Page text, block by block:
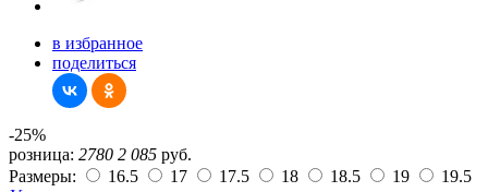
в избранное
поделиться
-25%
розница: 2780 2 085 руб.
Размеры:
16.5 17 17.5 18 18.5 19
19.5